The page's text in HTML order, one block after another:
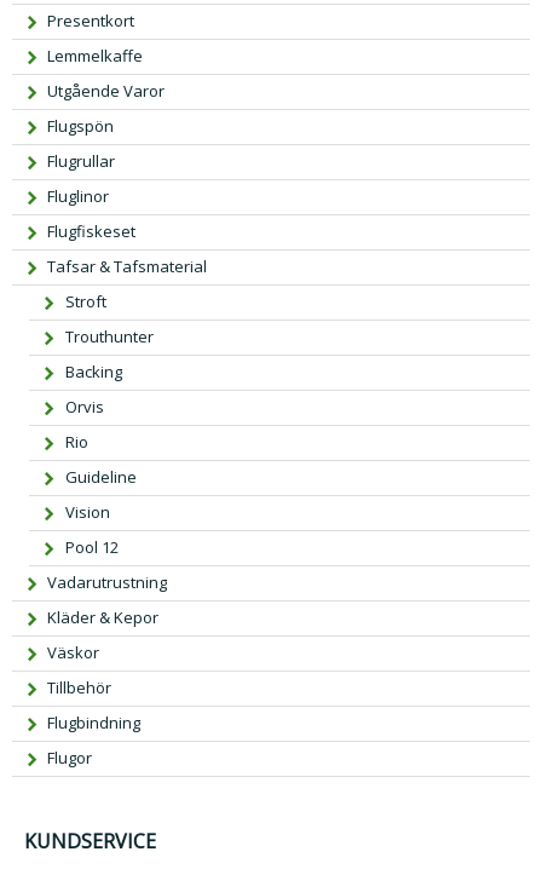
g
a
p
r
e
t
v
a
1
5
9,
0
r
i
s
r:
1
2
r.
Presentkort
Lemmelkaffe
Utgående Varor
Flugspön
Flugrullar
Fluglinor
Flugfiskeset
Tafsar & Tafsmaterial
Stroft
Trouthunter
Backing
Orvis
Rio
Guideline
Vision
Pool 12
Vadarutrustning
Kläder & Kepor
Väskor
Tillbehör
Flugbindning
Flugor
KUNDSERVICE